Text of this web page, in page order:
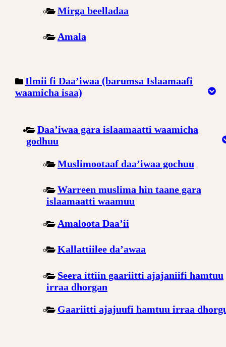
Mirga beelladaa
Amala
Ilmii fi Daa’iwaa (barumsa Islaamaafi
waamicha isaa)
Daa’iwaa gara islaamaatti waamicha
godhuu
Muslimootaaf daa’iwaa gochuu
Warreen muslima hin taane gara
islaamaatti waamuu
Amaloota Daa’ii
Kallattiilee da’awaa
Seera ittiin gaariitti ajajaniifi hamtuu
irraa dhorgan
Gaariitti ajajuufi hamtuu irraa